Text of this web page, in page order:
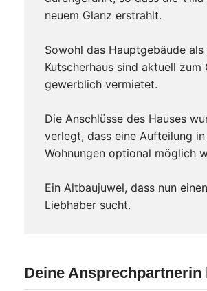
neuem Glanz erstrahlt.
Sowohl das Hauptgebäude als
Kutscherhaus sind aktuell zum
gewerblich vermietet.
Die Anschlüsse des Hauses
verlegt, dass eine Aufteilung
Wohnungen optional möglich
Ein Altbaujuwel, dass nun
Liebhaber sucht.
Deine Ansprechpartnerin